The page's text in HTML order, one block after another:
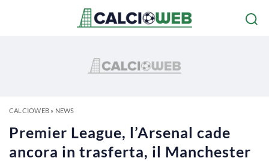
CALCIOWEB» NEWS
Premier League, l’Arsenal cade
ancora in trasferta, il Manchester